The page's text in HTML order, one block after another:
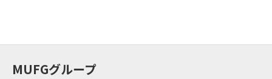
MUFGグループ